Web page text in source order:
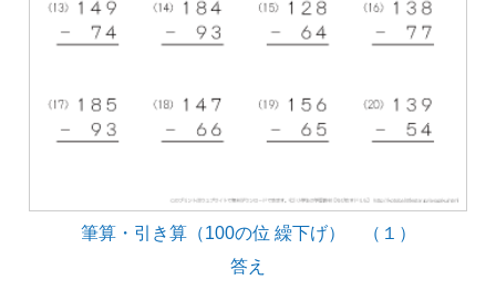
筆算・引き算（100の位 繰下げ） （１）
答え